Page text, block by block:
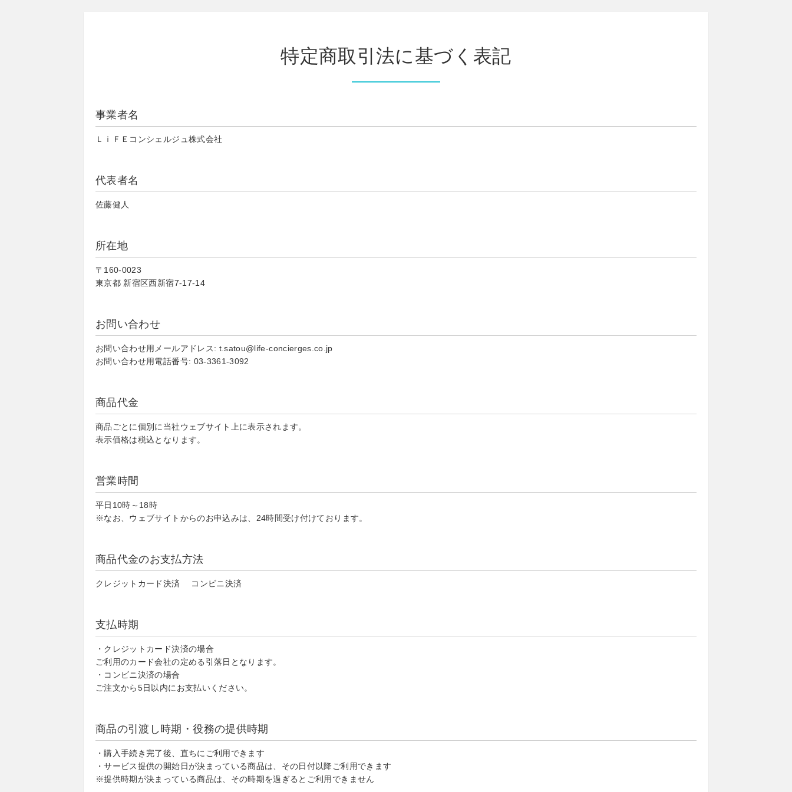
特定商取引法に基づく表記
事業者名
ＬｉＦＥコンシェルジュ株式会社
代表者名
佐藤健人
所在地
〒160-0023
東京都 新宿区西新宿7-17-14
お問い合わせ
お問い合わせ用メールアドレス: t.satou@life-concierges.co.jp
お問い合わせ用電話番号: 03-3361-3092
商品代金
商品ごとに個別に当社ウェブサイト上に表示されます。
表示価格は税込となります。
営業時間
平日10時～18時
※なお、ウェブサイトからのお申込みは、24時間受け付けております。
商品代金のお支払方法
クレジットカード決済 コンビニ決済
支払時期
・クレジットカード決済の場合
ご利用のカード会社の定める引落日となります。
・コンビニ決済の場合
ご注文から5日以内にお支払いください。
商品の引渡し時期・役務の提供時期
・購入手続き完了後、直ちにご利用できます
・サービス提供の開始日が決まっている商品は、その日付以降ご利用できます
※提供時期が決まっている商品は、その時期を過ぎるとご利用できません